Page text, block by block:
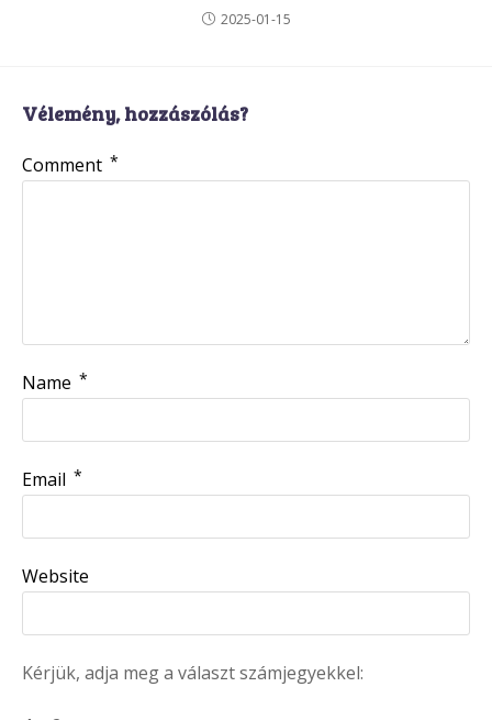
2025-01-15
Vélemény, hozzászólás?
Comment *
Name *
Email *
Website
Kérjük, adja meg a választ számjegyekkel: